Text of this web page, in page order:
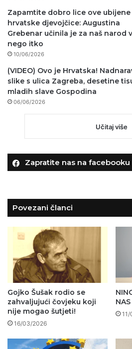
Zapamtite dobro lice ove ubijene
hrvatske djevojčice: Augustina
Grebenar učinila je za naš narod
nego itko
10/06/2026
(VIDEO) Ovo je Hrvatska!
slike s ulica Zagreba, desetine
mladih slave Gospodina
06/06/2026
Učitaj više
Zapratite nas na facebooku
Povezani članci
Gojko Šušak rodio se
zahvaljujući čovjeku koji
nije mogao šutjeti!
16/03/2026